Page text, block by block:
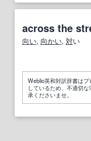
across the
向い, 向かい, 対い
Weblio英和対訳辞書は
しているため、不適切
承くださいませ。